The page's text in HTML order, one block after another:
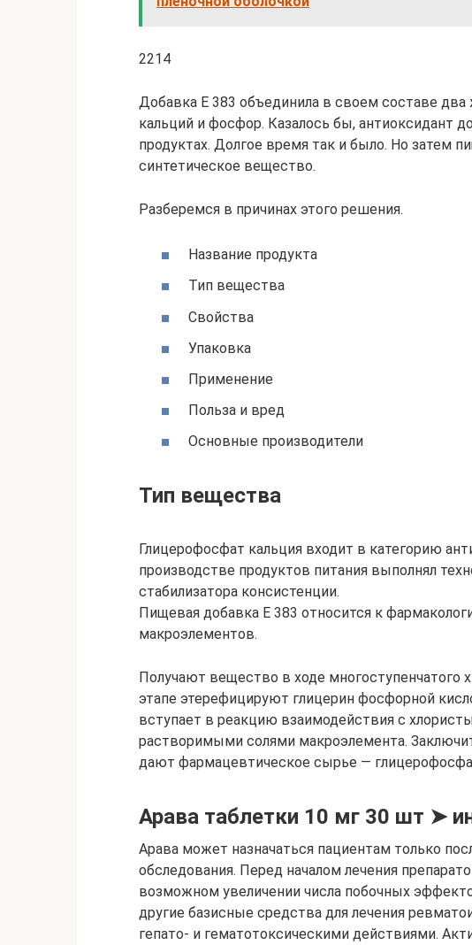
2214
Добавка E 383 объединила в своем составе
кальций и фосфор. Казалось бы, антиоксидант
продуктах. Долгое время так и было. Но затем
синтетическое вещество.
Разберемся в причинах этого решения.
Название продукта
Тип вещества
Свойства
Упаковка
Применение
Польза и вред
Основные производители
Тип вещества
Глицерофосфат кальция входит в категорию
производстве продуктов питания выполнял
стабилизатора консистенции.
Пищевая добавка Е 383 относится к
макроэлементов.
Получают вещество в ходе многоступенчатого
этапе этерефицируют глицерин фосфорной
вступает в реакцию взаимодействия с
растворимыми солями макроэлемента.
дают фармацевтическое сырье —
Арава таблетки 10 мг 30 шт ➤
Арава может назначаться пациентам только
обследования. Перед началом лечения
возможном увеличении числа побочных
другие базисные средства для лечения
гепато- и гематотоксическими действиями.